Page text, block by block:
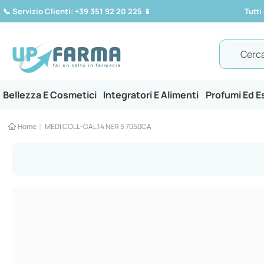
📞 Servizio Clienti: +39 351 92 20 225 📱 Tutti
Bellezza E Cosmetici Integratori E Alimenti Profumi Ed
Home MEDI COLL-CAL 14 NER 5 7050CA